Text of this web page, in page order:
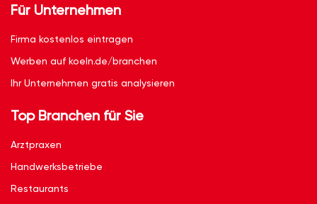
Für Unternehmen
Firma kostenlos eintragen
Werben auf koeln.de/branchen
Ihr Unternehmen gratis analysieren
Top Branchen für Sie
Arztpraxen
Handwerksbetriebe
Restaurants